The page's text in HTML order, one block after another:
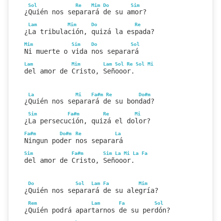
Sol Re Mim Do Sim
¿Quién nos separará de su amor?
Lam Mim Do Re
¿La tribulación, quizá la espada?
Mim Sim Do Sol
Ni muerte o vida nos separará
Lam Mim Lam Sol Re Sol Mi
del amor de Cristo, Señooor.
La Mi Fa#m Re Do#m
¿Quién nos separará de su bondad?
Sim Fa#m Re Mi
¿La persecución, quizá el dolor?
Fa#m Do#m Re La
Ningun poder nos separará
Sim Fa#m Sim La Mi La Fa
del amor de Cristo, Señooor.
Do Sol Lam Fa Mim
¿Quién nos separará de su alegría?
Rem Lam Fa Sol
¿Quién podrá apartarnos de su perdón?